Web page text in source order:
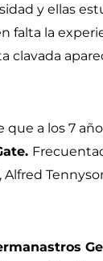
y ellas
falta la
clavada
que a los 7
Alfred